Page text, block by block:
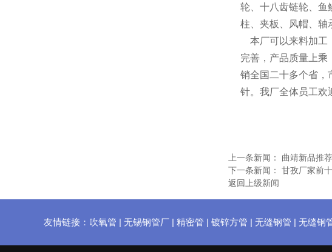
轮、十八齿链轮、鱼
柱、夹板、风帽、轴
本厂可以来料加工
完善，产品质量上乘
销全国二十多个省，
针。我厂全体员工欢
上一条新闻： 曲靖新品推
下一条新闻： 甘孜厂家前
返回上级新闻
友情链接： 吹氧管 | 无锡钢管厂 | 精密管 | 镀锌方管 | 无缝钢管 | 无缝钢